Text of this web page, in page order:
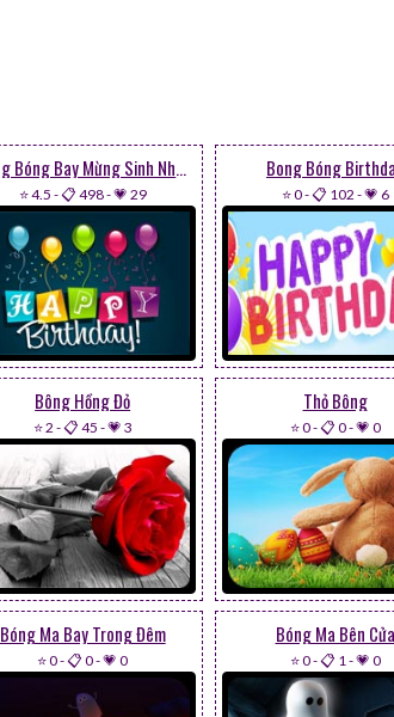
Bong Bóng Bay Mừng Sinh Nhật
⭐ 4.5 -📋 498-💗 29
Bong Bóng
⭐ 0-📋 102 -💗 6
Bông Hồng Đỏ
⭐ 2 -📋 45 -💗 3
Thỏ Bông
⭐ 0-📋 0-💗 0
Bóng Ma Bay Trong Đêm
⭐ 0-📋 0-💗 0
Bóng Ma Bên Cửa
⭐ 0-📋 1-💗 0